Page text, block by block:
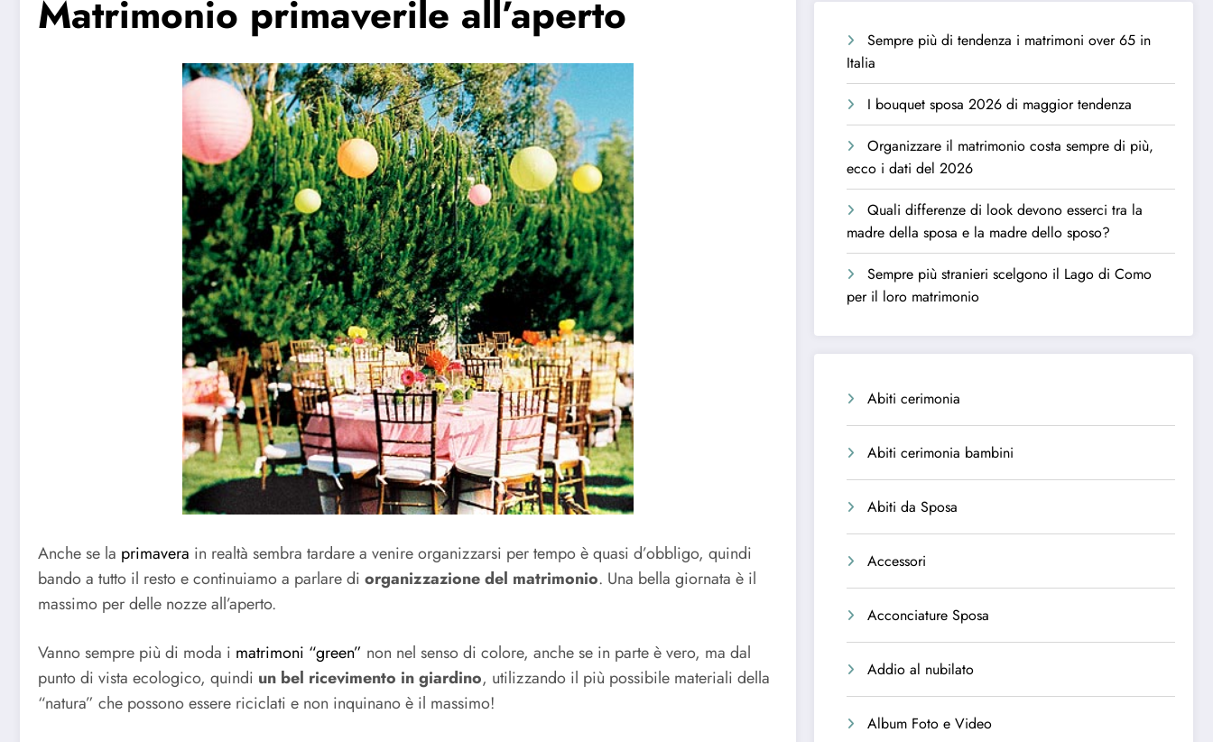
Matrimonio primaverile all’aperto
Anche se la primavera in realtà sembra tardare a venire organizzarsi per tempo è quasi d’obbligo, quindi
bando a tutto il resto e continuiamo a parlare di organizzazione del matrimonio. Una bella giornata è il
massimo per delle nozze all’aperto.
Vanno sempre più di moda i matrimoni “green” non nel senso di colore, anche se in parte è vero, ma dal
punto di vista ecologico, quindi un bel ricevimento in giardino, utilizzando il più possibile materiali della
“natura” che possono essere riciclati e non inquinano è il massimo!
Sempre più di tendenza i matrimoni over 65 in
Italia
I bouquet sposa 2026 di maggior tendenza
Organizzare il matrimonio costa sempre di più,
ecco i dati del 2026
Quali differenze di look devono esserci tra la
madre della sposa e la madre dello sposo?
Sempre più stranieri scelgono il Lago di Como
per il loro matrimonio
Abiti cerimonia
Abiti cerimonia bambini
Abiti da Sposa
Accessori
Acconciature Sposa
Addio al nubilato
Album Foto e Video